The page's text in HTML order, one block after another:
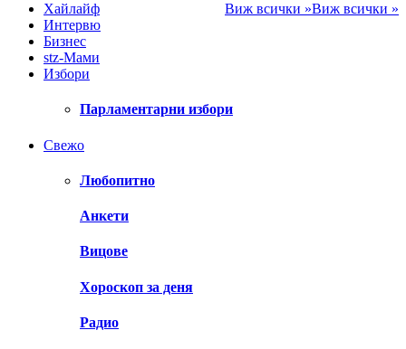
Виж всички »
Виж всички »
Хайлайф
Интервю
Бизнес
stz-Мами
Избори
Парламентарни избори
Свежо
Любопитно
Анкети
Вицове
Хороскоп за деня
Радио